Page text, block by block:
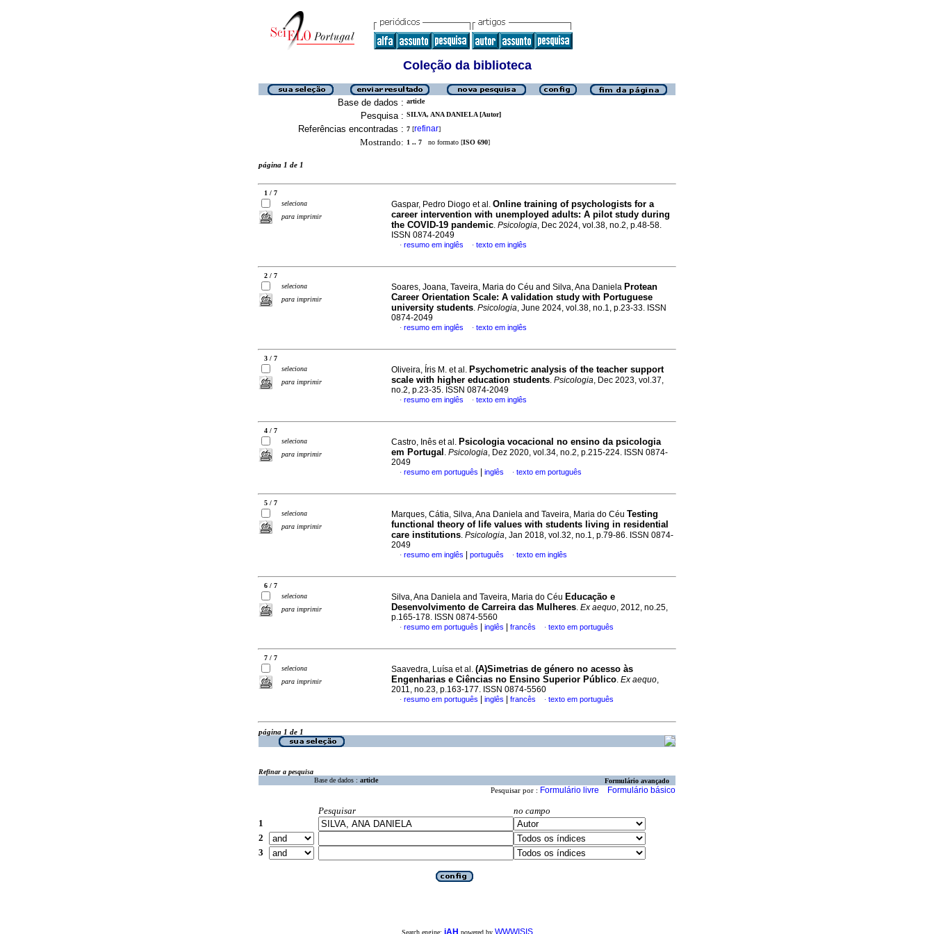
Coleção da biblioteca
Base de dados : article
Pesquisa : SILVA, ANA DANIELA [Autor]
Referências encontradas : 7 [refinar]
Mostrando: 1 .. 7 no formato [ISO 690]
página 1 de 1
1 / 7
seleciona
para imprimir
Gaspar, Pedro Diogo et al. Online training of psychologists for a
career intervention with unemployed adults: A pilot study during
the COVID-19 pandemic. Psicologia, Dec 2024, vol.38, no.2, p.48-58.
ISSN 0874-2049
· resumo em inglês · texto em inglês
2 / 7
seleciona
para imprimir
Soares, Joana, Taveira, Maria do Céu and Silva, Ana Daniela Protean
Career Orientation Scale: A validation study with Portuguese
university students. Psicologia, June 2024, vol.38, no.1, p.23-33. ISSN
0874-2049
· resumo em inglês · texto em inglês
3 / 7
seleciona
para imprimir
Oliveira, Íris M. et al. Psychometric analysis of the teacher support
scale with higher education students. Psicologia, Dec 2023, vol.37,
no.2, p.23-35. ISSN 0874-2049
· resumo em inglês · texto em inglês
4 / 7
seleciona
para imprimir
Castro, Inês et al. Psicologia vocacional no ensino da psicologia
em Portugal . Psicologia, Dez 2020, vol.34, no.2, p.215-224. ISSN 0874-
2049
· resumo em português inglês · texto em português
5 / 7
seleciona
para imprimir
Marques, Cátia, Silva, Ana Daniela and Taveira, Maria do Céu Testing
functional theory of life values with students living in residential
care institutions. Psicologia, Jan 2018, vol.32, no.1, p.79-86. ISSN 0874-
2049
· resumo em inglês português · texto em inglês
6 / 7
seleciona
para imprimir
Silva, Ana Daniela and Taveira, Maria do Céu Educação e
Desenvolvimento de Carreira das Mulheres. Ex aequo, 2012, no.25,
p.165-178. ISSN 0874-5560
· resumo em português inglês francês · texto em português
7 / 7
seleciona
para imprimir
Saavedra, Luísa et al. (A)Simetrias de género no acesso às
Engenharias e Ciências no Ensino Superior Público. Ex aequo,
2011, no.23, p.163-177. ISSN 0874-5560
· resumo em português inglês francês · texto em português
página 1 de 1
Refinar a pesquisa
Base de dados : article Formulário avançado
Pesquisar por : Formulário livre Formulário básico
Pesquisar
no campo
1
2
3
Search engine: iAH powered by WWWISIS